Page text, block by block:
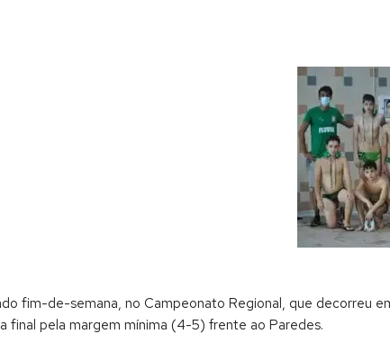
fim-de-semana, no Campeonato Regional, que decorreu
final pela margem mínima (4-5) frente ao Paredes.